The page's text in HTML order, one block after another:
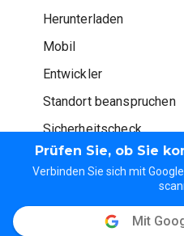
Prüfen Sie, ob Sie
Verbinden Sie sich mit
Mit
Herunterladen
Mobil
Entwickler
Standort beanspruchen
Sicherheitscheck